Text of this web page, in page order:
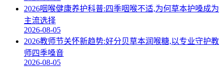
2026咽喉健康养护科普:四季咽喉不适,为何草本护嗓成为
主流选择
2026-08-05
2026教师节关怀新趋势:好分贝草本润喉糖,以专业守护教
师四季嗓音
2026-08-05